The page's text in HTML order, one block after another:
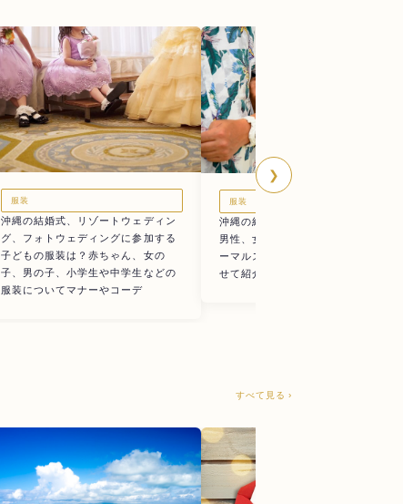
服装
沖縄の結婚式、リゾートウェディン
グ、フォトウェディングに参加する
子どもの服装は？赤ちゃん、女の
子、男の子、小学生や中学生などの
服装についてマナーやコーデ
服装
沖縄の結婚式にお呼ばれの服装は？
男性、女性の服装はかりゆし？フォ
ーマルスタイル？服装の種類に合わ
せて紹介
❯
すべて見る ›